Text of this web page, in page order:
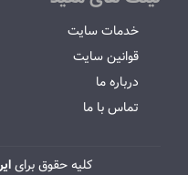
خدمات سایت
قوانین سایت
درباره ما
تماس با ما
کلیه حقوق برای